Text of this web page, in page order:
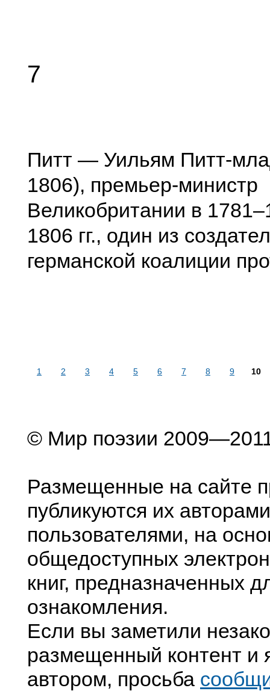
7
Питт — Уильям Питт-
1806), премьер-министр
Великобритании в
1806 гг., один из
германской коалиции
1 2 3 4 5 6 7 8 9 10
© Мир поэзии
Размещенные на сайте
публикуются их
пользователями, на
общедоступных
книг, предназначенных
ознакомления.
Если вы заметили
размещенный контент и
автором, просьба